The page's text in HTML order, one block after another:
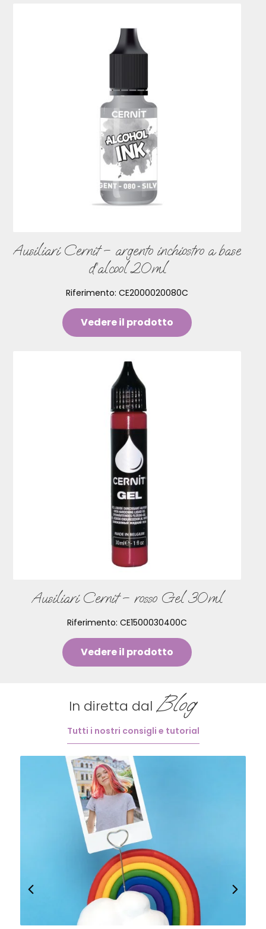
Ausiliari Cernit – argento inchiostro a base
d’alcool 20ml
Riferimento: CE2000020080C
Vedere il prodotto
Ausiliari Cernit – rosso Gel 30ml
Riferimento: CE1500030400C
Vedere il prodotto
In diretta dal Blog
Tutti i nostri consigli e tutorial